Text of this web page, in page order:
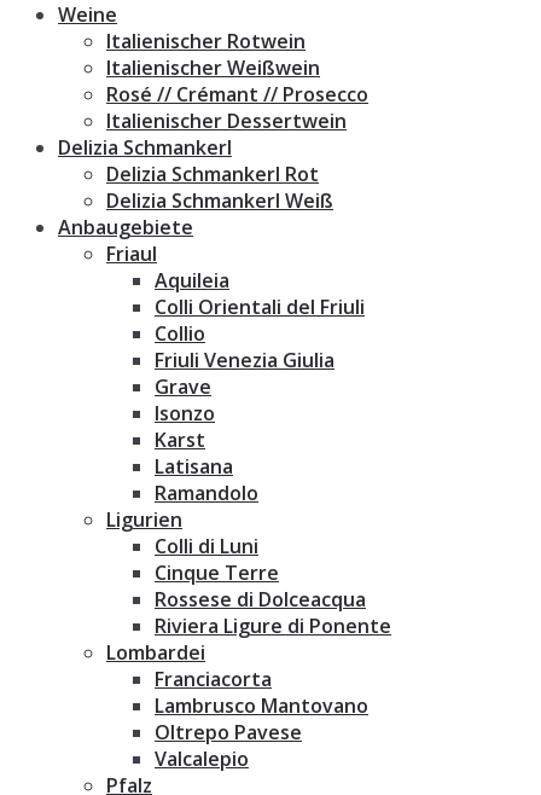
Weine
Italienischer Rotwein
Italienischer Weißwein
Rosé // Crémant // Prosecco
Italienischer Dessertwein
Delizia Schmankerl
Delizia Schmankerl Rot
Delizia Schmankerl Weiß
Anbaugebiete
Friaul
Aquileia
Colli Orientali del Friuli
Collio
Friuli Venezia Giulia
Grave
Isonzo
Karst
Latisana
Ramandolo
Ligurien
Colli di Luni
Cinque Terre
Rossese di Dolceacqua
Riviera Ligure di Ponente
Lombardei
Franciacorta
Lambrusco Mantovano
Oltrepo Pavese
Valcalepio
Pfalz